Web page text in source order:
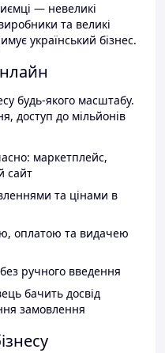
— невеликі
та великі
український бізнес.
будь-якого масштабу.
доступ до мільйонів
маркетплейс,
сайт
та цінами в
оплатою та видачею
ручного введення
бачить досвід
замовлення